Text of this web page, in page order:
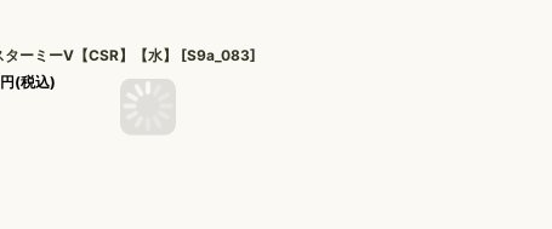
ターミーV【CSR】【水】 [S9a_083]
円(税込)